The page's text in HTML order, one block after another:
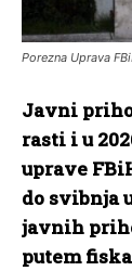
Porezna Uprava
Javni
rasti i u
uprave
do svibnja
javnih
putem